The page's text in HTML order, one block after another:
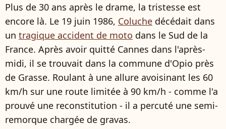
Plus de 30 ans après le drame, la tristesse est
encore là. Le 19 juin 1986, Coluche décédait dans
un tragique accident de moto dans le Sud de la
France. Après avoir quitté Cannes dans l'après-
midi, il se trouvait dans la commune d'Opio près
de Grasse. Roulant à une allure avoisinant les 60
km/h sur une route limitée à 90 km/h - comme l'a
prouvé une reconstitution - il a percuté une semi-
remorque chargée de gravas.